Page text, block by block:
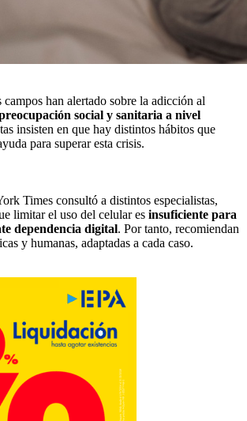
han alertado sobre la adicción al
social y sanitaria a nivel
insisten en que hay distintos hábitos que
para superar esta crisis.
Times consultó a distintos especialistas,
limitar el uso del celular es insuficiente para
dependencia digital. Por tanto, recomiendan
y humanas, adaptadas a cada caso.